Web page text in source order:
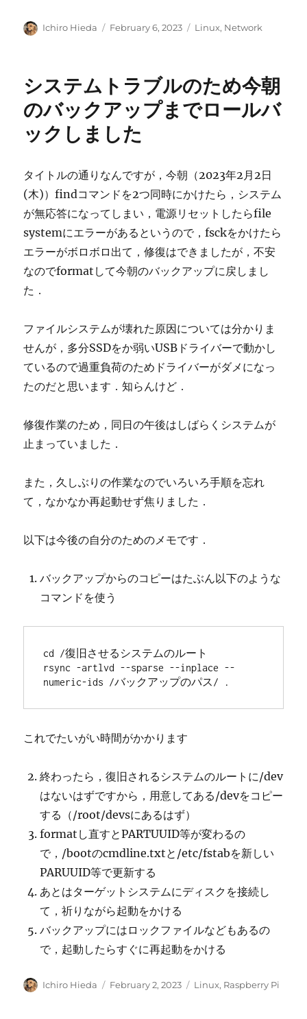
Author
Ichiro Hieda
Posted
February 6, 2023 Categories
Linux, Network
システムトラブルのため今朝
のバックアップまでロールバ
ックしました
タイトルの通りなんですが，今朝（2023年2月2日
(木)）findコマンドを2つ同時にかけたら，システム
が無応答になってしまい，電源リセットしたらfile
systemにエラーがあるというので，fsckをかけたら
エラーがボロボロ出て，修復はできましたが，不安
なのでformatして今朝のバックアップに戻しまし
た．
ファイルシステムが壊れた原因については分かりま
せんが，多分SSDをか弱いUSBドライバーで動かし
ているので過重負荷のためドライバーがダメになっ
たのだと思います．知らんけど．
修復作業のため，同日の午後はしばらくシステムが
止まっていました．
また，久しぶりの作業なのでいろいろ手順を忘れ
て，なかなか再起動せず焦りました．
以下は今後の自分のためのメモです．
バックアップからのコピーはたぶん以下のような
コマンドを使う
cd /復旧させるシステムのルート
rsync -artlvd --sparse --inplace --
numeric-ids /バックアップのパス/ .
これでたいがい時間がかかります
終わったら，復旧されるシステムのルートに/dev
はないはずですから，用意してある/devをコピー
する（/root/devsにあるはず）
formatし直すとPARTUUID等が変わるの
で，/bootのcmdline.txtと/etc/fstabを新しい
PARUUID等で更新する
あとはターゲットシステムにディスクを接続し
て，祈りながら起動をかける
バックアップにはロックファイルなどもあるの
で，起動したらすぐに再起動をかける
Author
Ichiro Hieda
Posted
February 2, 2023 Categories
Linux, Raspberry Pi